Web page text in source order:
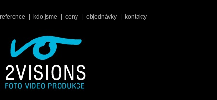
reference kdo jsme ceny objednávky kontakty